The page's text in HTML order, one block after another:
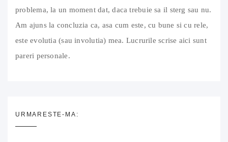
problema, la un moment dat, daca trebuie sa il sterg sau nu.
Am ajuns la concluzia ca, asa cum este, cu bune si cu rele,
este evolutia (sau involutia) mea. Lucrurile scrise aici sunt
pareri personale.
URMARESTE-MA: